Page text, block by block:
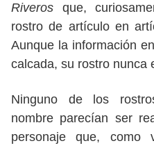
Riveros que,
rostro de artículo en
Aunque la información
calcada, su rostro nunca
Ninguno de los
nombre parecían ser
personaje que, como